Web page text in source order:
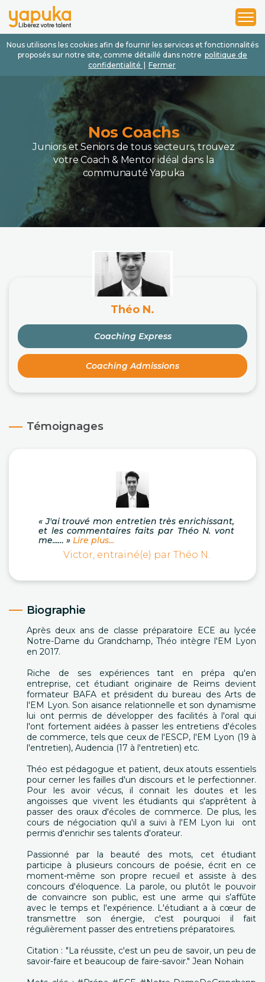
Nous utilisons les cookies afin de fournir les services et fonctionnalités
proposés sur notre site, comme détaillé dans notre politique de
confidentialité
Fermer
1
2
3
Nos Coachs
Juniors et Seniors de tous secteurs, trouvez
votre Coach & Mentor idéal dans la
communauté Yapuka
Théo N.
Coaching Express
Coaching Admissions
Témoignages
« J'ai trouvé mon entretien très enrichissant,
et les commentaires faits par Théo N. vont
me...… » Lire plus...
Victor, entrainé(e) par Théo N.
Biographie
Après deux ans de classe préparatoire ECE au lycée
Notre-Dame du Grandchamp, Théo intègre l'EM Lyon
en 2017.
Riche de ses expériences tant en prépa qu'en
entreprise, cet étudiant originaire de Reims devient
formateur BAFA et président du bureau des Arts de
l'EM Lyon. Son aisance relationnelle et son dynamisme
lui ont permis de développer des facilités à l'oral qui
l'ont fortement aidées à passer les entretiens d'écoles
de commerce, tels que ceux de l'ESCP, l'EM Lyon (19 à
l'entretien), Audencia (17 à l'entretien) etc.
Théo est pédagogue et patient, deux atouts essentiels
pour cerner les failles d'un discours et le perfectionner.
Pour les avoir vécus, il connait les doutes et les
angoisses que vivent les étudiants qui s'apprêtent à
passer des oraux d'écoles de commerce. De plus, les
cours de négociation qu'il a suivi à l'EM Lyon lui ont
permis d'enrichir ses talents d'orateur.
Passionné par la beauté des mots, cet étudiant
participe à plusieurs concours de poésie, écrit en ce
moment-même son propre recueil et assiste à des
concours d'éloquence. La parole, ou plutôt le pouvoir
de convaincre son public, est une arme qui s’affûte
avec le temps et l'expérience. L'étudiant a à cœur de
transmettre son énergie, c'est pourquoi il fait
régulièrement passer des entretiens préparatoires.
Citation : "La réussite, c'est un peu de savoir, un peu de
savoir-faire et beaucoup de faire-savoir." Jean Nohain